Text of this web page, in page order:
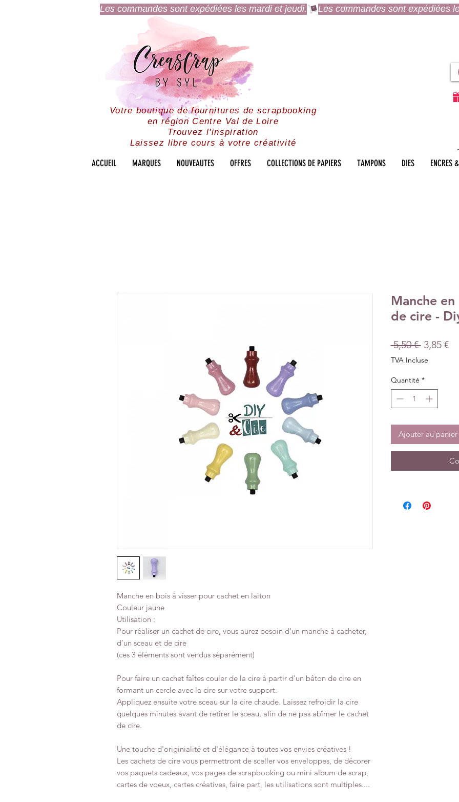
Les commandes sont expédiées les mardi et jeudi.
Votre boutique de fournitures de scrapbooking
en région Centre Val de Loire
Trouvez l'inspiration
Laissez libre cours à votre créativité
ACCUEIL MARQUES NOUVEAUTES OFFRES COLLECTIONS DE PAPIERS TAMPONS DIES ENCRES
Manche en bois à visser pour cachet en laiton
Couleur jaune
Utilisation :
Pour réaliser un cachet de cire, vous aurez besoin d'un manche à cacheter,
d'un sceau et de cire
(ces 3 éléments sont vendus séparément)
Pour faire un cachet faîtes couler de la cire à partir d'un bâton de cire en
formant un cercle avec la cire sur votre support.
Appliquez ensuite votre sceau sur la cire chaude. Laissez refroidir la cire
quelques minutes avant de retirer le sceau, afin de ne pas abîmer le cachet
de cire.
Une touche d'originialité et d'élégance à toutes vos envies créatives !
Les cachets de cire vous permettront de sceller vos enveloppes, de décorer
vos paquets cadeaux, vos pages de scrapbooking ou mini album de scrap,
cartes de voeux, cartes créatives, faire part, les utilisations sont multiples....
Manche
de cire -
5,50 € Prix
original
3,85 €Prix
TVA Incluse
Quantité *
Ajouter au panier